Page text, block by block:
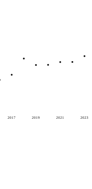
2017 2019 2021 2023